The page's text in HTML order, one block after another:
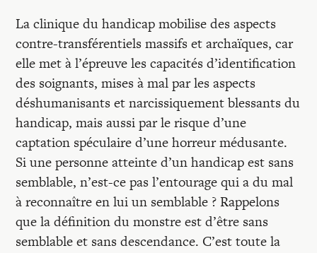
La clinique du handicap mobilise des aspects
contre-transférentiels massifs et archaïques, car
elle met à l’épreuve les capacités d’identification
des soignants, mises à mal par les aspects
déshumanisants et narcissiquement blessants du
handicap, mais aussi par le risque d’une
captation spéculaire d’une horreur médusante.
Si une personne atteinte d’un handicap est sans
semblable, n’est-ce pas l’entourage qui a du mal
à reconnaître en lui un semblable ? Rappelons
que la définition du monstre est d’être sans
semblable et sans descendance. C’est toute la